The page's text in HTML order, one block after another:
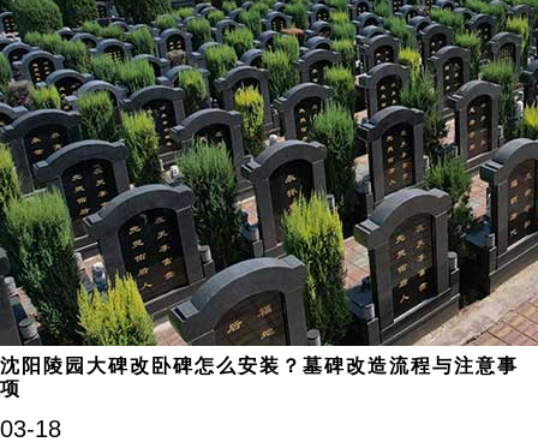
沈阳陵园大碑改卧碑怎么安装？墓碑改造流程与注意事
项
03-18